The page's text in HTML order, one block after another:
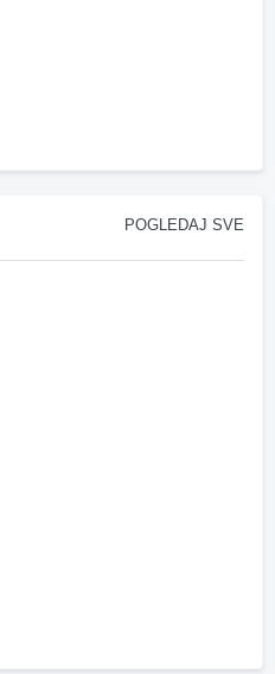
POGLEDAJ SVE